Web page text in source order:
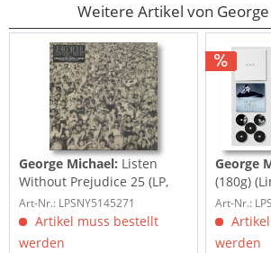
Weitere Artikel von
George Michael: Listen
Without Prejudice 25 (LP,
180g Vinyl)
Art-Nr.: LPSNY5145271
Artikel muss bestellt
werden
George
(180g)
Set) (3-
Art-Nr.:
werden